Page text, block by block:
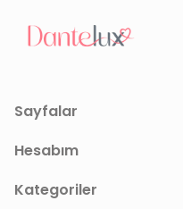
Sayfalar
Hesabım
Kategoriler